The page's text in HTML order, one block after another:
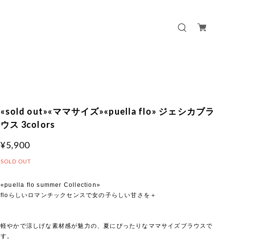
«sold out»«ママサイズ»«puella flo» ジェシカブラ
ウス 3colors
¥5,900
SOLD OUT
«puella flo summer Collection»
floらしいロマンチックセンスで女の子らしい甘さを＋
軽やかで涼しげな素材感が魅力の、夏にぴったりなママサイズブラウスで
す。